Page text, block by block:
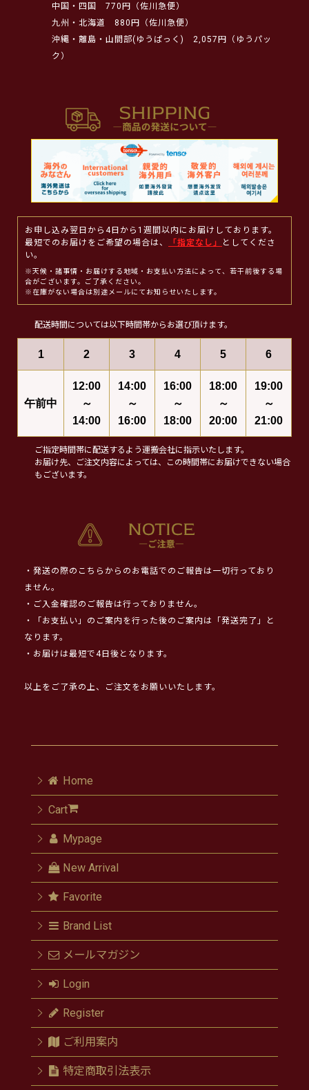
中国・四国
770円（佐川急便）
九州・北海道
880円（佐川急便）
沖縄・離島・山間部(ゆうぱっく)
2,057円（ゆうパッ
ク）
お申し込み翌日から4日から1週間以内にお届けしております。
最短でのお届けをご希望の場合は、
「指定なし」
としてくださ
い。
※天候・諸事情・お届けする地域・お支払い方法によって、若干前後する場
合がございます。ご了承ください。
※在庫がない場合は別途メールにてお知らせいたします。
配送時間については以下時間帯からお選び頂けます。
1 2 3 4 5 6
午前中
12:00
～
14:00
14:00
～
16:00
16:00
～
18:00
18:00
～
20:00
19:00
～
21:00
ご指定時間帯に配送するよう運搬会社に指示いたします。
お届け先、ご注文内容によっては、この時間帯にお届けできない場合
もございます。
・発送の際のこちらからのお電話でのご報告は一切行っており
ません。
・ご入金確認のご報告は行っておりません。
・「お支払い」のご案内を行った後のご案内は「発送完了」と
なります。
・お届けは最短で4日後となります。
以上をご了承の上、ご注文をお願いいたします。
Home
Cart
Mypage
New Arrival
Favorite
Brand List
メールマガジン
Login
Register
ご利用案内
特定商取引法表示